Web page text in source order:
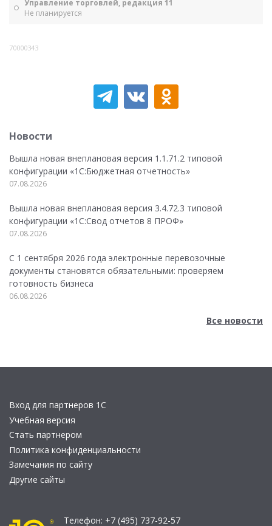
Управление торговлей, редакция 11
Не планируется
70000343
Новости
Вышла новая внеплановая версия 1.1.71.2 типовой
конфигурации «1C:Бюджетная отчетность»
07.08.2026
Вышла новая внеплановая версия 3.4.72.3 типовой
конфигурации «1C:Свод отчетов 8 ПРОФ»
07.08.2026
С 1 сентября 2026 года электронные перевозочные
документы становятся обязательными: проверяем
готовность бизнеса
06.08.2026
Все новости
Вход для партнеров 1С
Учебная версия
Стать партнером
Политика конфиденциальности
Замечания по сайту
Другие сайты
Телефон: +7 (495) 737-92-57